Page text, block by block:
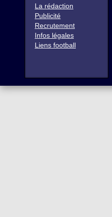
La rédaction
Publicité
Recrutement
Infos légales
Liens football